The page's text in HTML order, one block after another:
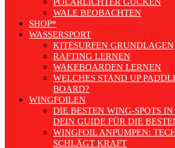
WALE BEOBACHTEN
SHOP*
WASSERSPORT
KITESURFEN GRUNDLAGEN
RAFTING LERNEN
WAKEBOARDEN LERNEN
WELCHES STAND UP
BOARD?
WINGFOILEN
DIE BESTEN WING-SPOTS IN
DEIN GUIDE FÜR DIE
WINGFOIL ANPUMPEN:
SCHLÄGT KRAFT